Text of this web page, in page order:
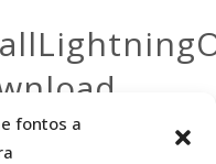
fontos a